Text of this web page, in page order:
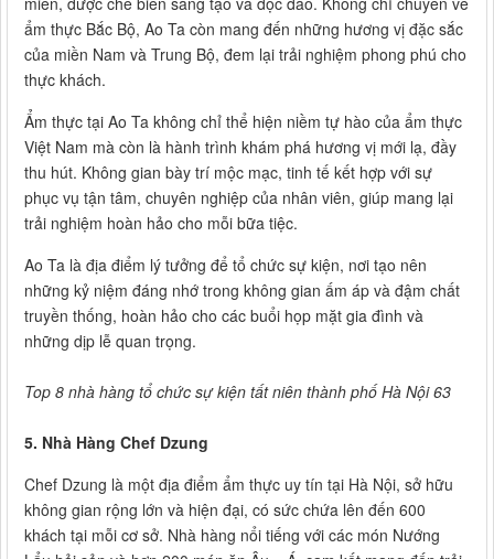
ẩm thực Bắc Bộ, Ao Ta còn mang đến những hương vị đặc sắc
của miền Nam và Trung Bộ, đem lại trải nghiệm phong phú cho
thực khách.
Ẩm thực tại Ao Ta không chỉ thể hiện niềm tự hào của ẩm thực
Việt Nam mà còn là hành trình khám phá hương vị mới lạ, đầy
thu hút. Không gian bày trí mộc mạc, tinh tế kết hợp với sự
phục vụ tận tâm, chuyên nghiệp của nhân viên, giúp mang lại
trải nghiệm hoàn hảo cho mỗi bữa tiệc.
Ao Ta là địa điểm lý tưởng để tổ chức sự kiện, nơi tạo nên
những kỷ niệm đáng nhớ trong không gian ấm áp và đậm chất
truyền thống, hoàn hảo cho các buổi họp mặt gia đình và
những dịp lễ quan trọng.
Top 8 nhà hàng tổ chức sự kiện tất niên thành phố Hà Nội 63
5. Nhà Hàng Chef Dzung
Chef Dzung là một địa điểm ẩm thực uy tín tại Hà Nội, sở hữu
không gian rộng lớn và hiện đại, có sức chứa lên đến 600
khách tại mỗi cơ sở. Nhà hàng nổi tiếng với các món Nướng